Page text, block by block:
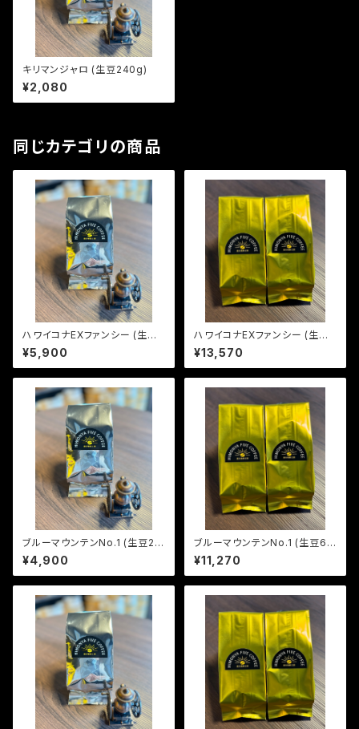
キリマンジャロ (生豆240g)
¥2,080
同じカテゴリの商品
ハワイコナEXファンシー (生豆2
40g)
¥5,900
ハワイコナEXファンシー (生豆6
00g)
¥13,570
ブルーマウンテンNo.1 (生豆24
0g)
¥4,900
ブルーマウンテンNo.1 (生豆60
0g)
¥11,270